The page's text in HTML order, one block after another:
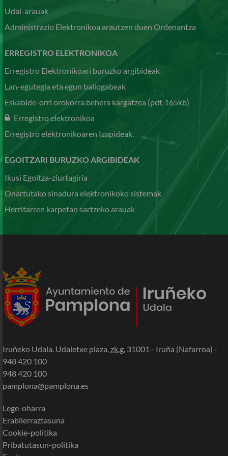
Udal-arauak
Administrazio Elektronikoa arautzen duen Ordenantza
ERREGISTRO ELEKTRONIKOA
Erregistro Elektronikoari buruzko argibideak
Lan-egutegia eta egun baliogabeak
Eskabide-orri orokorra behera kargatzea (pdf, 165kb)
Erregistro elektronikoa
Erregistro elektronikoaren Izapideak.
EGOITZARI BURUZKO ARGIBIDEAK
Ikusi Egoitza-ziurtagiria
Onartutako sinadura elektronikoko sistemak
Herritarren karpetan sartzeko arauak
Iruñeko Udala. Udaletxe plaza,zk.g. 31001 - Iruña (Nafarroa) -
948 420 100
948 420 100
pamplona@pamplona.es
Lege-oharra
Erabilerraztasuna
Cookie-politika
Pribatutasun-politika